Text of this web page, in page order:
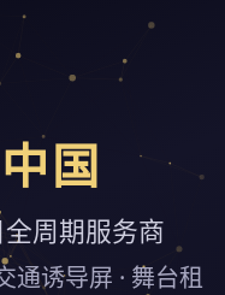
国
周期服务商
通诱导屏 · 舞台租